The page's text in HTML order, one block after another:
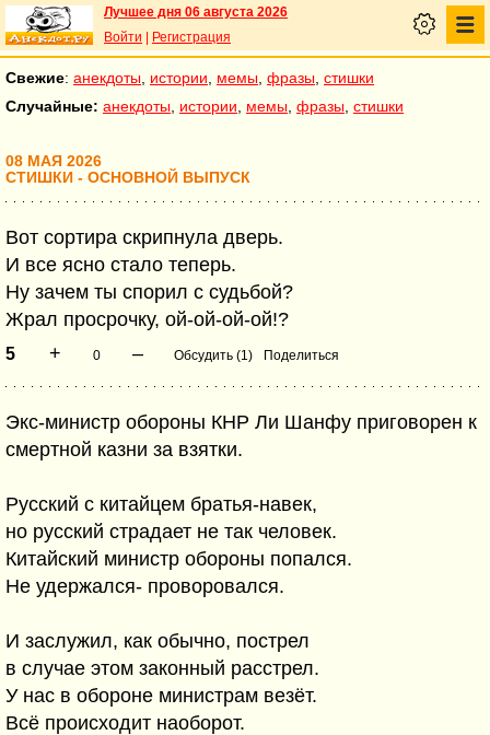
Лучшее дня 06 августа 2026
Войти
Регистрация
Свежие: анекдоты истории мемы фразы стишки
Случайные: анекдоты истории мемы фразы стишки
08 МАЯ 2026
СТИШКИ - ОСНОВНОЙ ВЫПУСК
Вот сортира скрипнула дверь.
И все ясно стало теперь.
Ну зачем ты спорил с судьбой?
Жрал просрочку, ой-ой-ой-ой!?
5 + 0 – Обсудить (1) Поделиться
Экс-министр обороны КНР Ли Шанфу приговорен к
смертной казни за взятки.
Русский с китайцем братья-навек,
но русский страдает не так человек.
Китайский министр обороны попался.
Не удержался- проворовался.
И заслужил, как обычно, пострел
в случае этом законный расстрел.
У нас в обороне министрам везёт.
Всё происходит наоборот.